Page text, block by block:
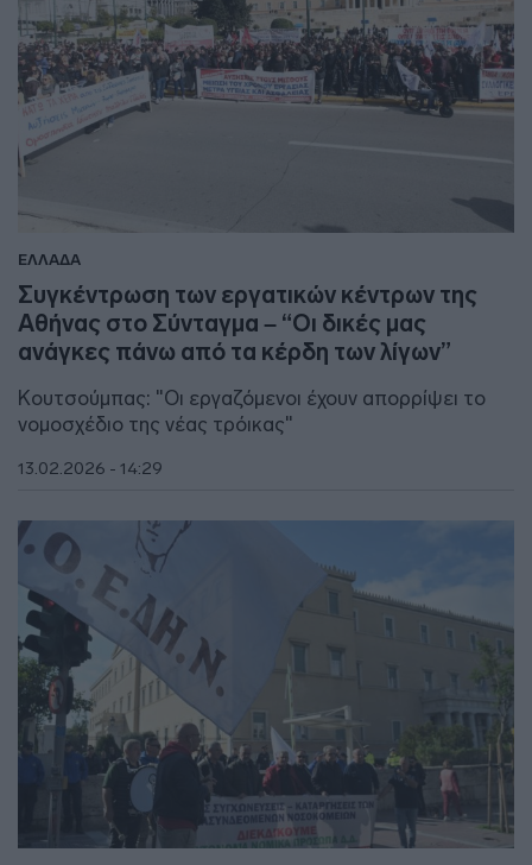
ΕΛΛΑΔΑ
Συγκέντρωση των εργατικών κέντρων της
Αθήνας στο Σύνταγμα – “Οι δικές μας
ανάγκες πάνω από τα κέρδη των λίγων”
Κουτσούμπας: "Οι εργαζόμενοι έχουν απορρίψει το
νομοσχέδιο της νέας τρόικας"
13.02.2026 - 14:29